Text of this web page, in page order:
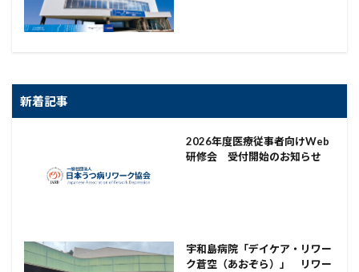
新着記事
2026年度医療従事者向けWeb
研修会 受付開始のお知らせ
宇和島病院「デイケア・リワー
ク蒼空（あおぞら）」 リワー